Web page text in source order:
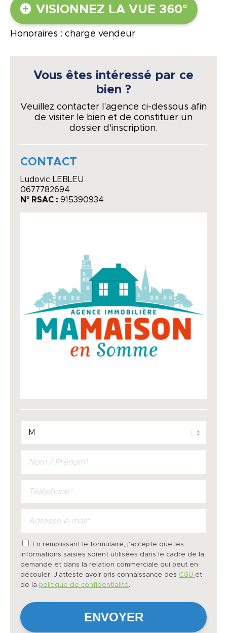
VISIONNEZ LA VUE 360°
Honoraires : charge vendeur
Vous êtes intéressé par ce
bien ?
Veuillez contacter l'agence ci-dessous afin
de visiter le bien et de constituer un
dossier d'inscription.
CONTACT
Ludovic LEBLEU
0677782694
N° RSAC : 915390934
En remplissant le formulaire, j'accepte que les
informations saisies soient utilisées dans le cadre de la
demande et dans la relation commerciale qui peut en
découler. J'atteste avoir pris connaissance des CGU et
de la politique de confidentialité.